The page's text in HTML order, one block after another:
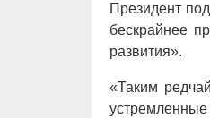
Президент
бескрайнее
развития».
«Таким